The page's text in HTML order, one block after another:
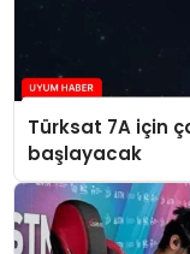
Türksat 7A için
başlayacak